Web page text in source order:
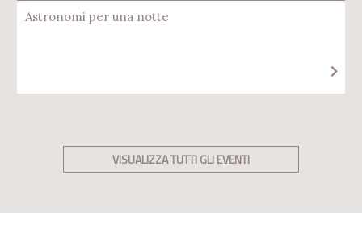
Astronomi per una notte
VISUALIZZA TUTTI GLI EVENTI